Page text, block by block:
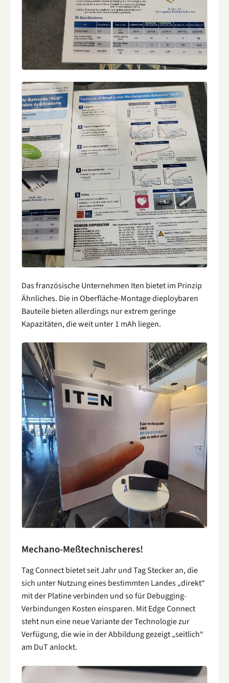
Das französische Unternehmen Iten bietet im Prinzip
Ähnliches. Die in Oberfläche-Montage dieploybaren
Bauteile bieten allerdings nur extrem geringe
Kapazitäten, die weit unter 1 mAh liegen.
Mechano-Meßtechnischeres!
Tag Connect bietet seit Jahr und Tag Stecker an, die
sich unter Nutzung eines bestimmten Landes „direkt“
mit der Platine verbinden und so für Debugging-
Verbindungen Kosten einsparen. Mit Edge Connect
steht nun eine neue Variante der Technologie zur
Verfügung, die wie in der Abbildung gezeigt „seitlich“
am DuT anlockt.